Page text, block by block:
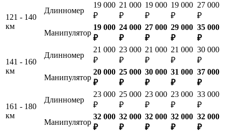
121 - 140
км
Длинномер
19 000
₽
21 000
₽
19 000
₽
19 000
₽
27 000
₽
Манипулятор
19 000
₽
24 000
₽
27 000
₽
29 000
₽
35 000
₽
141 - 160
км
Длинномер
21 000
₽
23 000
₽
21 000
₽
21 000
₽
30 000
₽
Манипулятор
20 000
₽
25 000
₽
30 000
₽
31 000
₽
37 000
₽
161 - 180
км
Длинномер
23 000
₽
25 000
₽
23 000
₽
23 000
₽
33 000
₽
Манипулятор
32 000
₽
32 000
₽
32 000
₽
32 000
₽
32 000
₽